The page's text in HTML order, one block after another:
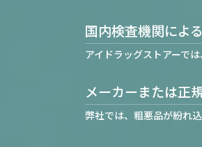
国内検査機関によ
アイドラッグストアーで
メーカーまたは正
弊社では、粗悪品が紛れ